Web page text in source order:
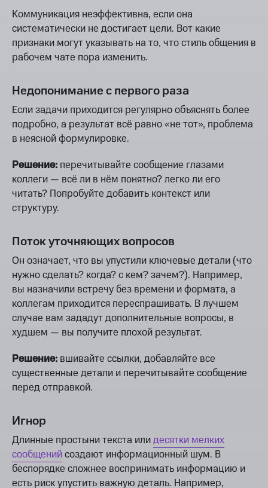
Коммуникация неэффективна, если она
систематически не достигает цели. Вот какие
признаки могут указывать на то, что стиль общения в
рабочем чате пора изменить.
Недопонимание с первого раза
Если задачи приходится регулярно объяснять более
подробно, а результат всё равно «не тот», проблема
в неясной формулировке.
Решение: перечитывайте сообщение глазами
коллеги — всё ли в нём понятно? легко ли его
читать? Попробуйте добавить контекст или
структуру.
Поток уточняющих вопросов
Он означает, что вы упустили ключевые детали (что
нужно сделать? когда? с кем? зачем?). Например,
вы назначили встречу без времени и формата, а
коллегам приходится переспрашивать. В лучшем
случае вам зададут дополнительные вопросы, в
худшем — вы получите плохой результат.
Решение: вшивайте ссылки, добавляйте все
существенные детали и перечитывайте сообщение
перед отправкой.
Игнор
Длинные простыни текста илидесятки мелких
сообщенийсоздают информационный шум. В
беспорядке сложнее воспринимать информацию и
есть риск упустить важную деталь. Например,